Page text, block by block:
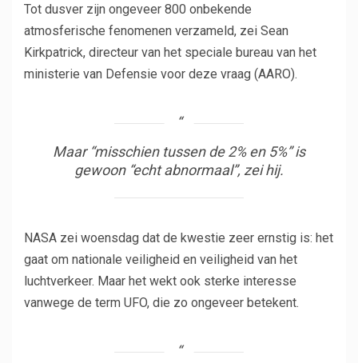
Tot dusver zijn ongeveer 800 onbekende
atmosferische fenomenen verzameld, zei Sean
Kirkpatrick, directeur van het speciale bureau van het
ministerie van Defensie voor deze vraag (AARO).
Maar “misschien tussen de 2% en 5%” is
gewoon “echt abnormaal”, zei hij.
NASA zei woensdag dat de kwestie zeer ernstig is: het
gaat om nationale veiligheid en veiligheid van het
luchtverkeer. Maar het wekt ook sterke interesse
vanwege de term UFO, die zo ongeveer betekent.